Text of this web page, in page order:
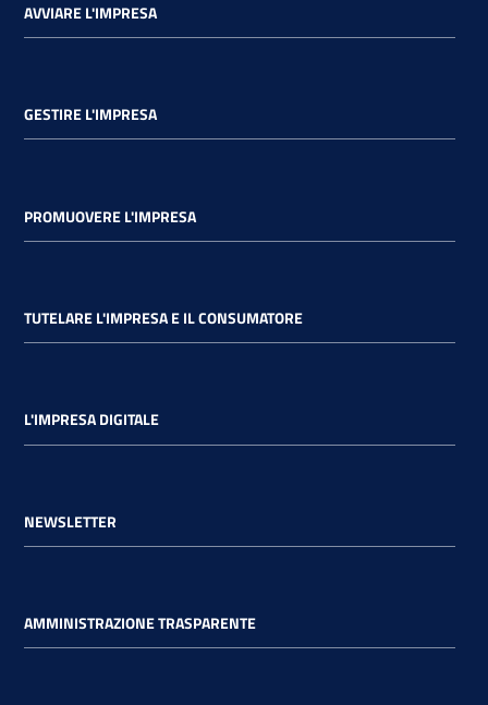
AVVIARE L'IMPRESA
GESTIRE L'IMPRESA
PROMUOVERE L'IMPRESA
TUTELARE L'IMPRESA E IL CONSUMATORE
L'IMPRESA DIGITALE
NEWSLETTER
AMMINISTRAZIONE TRASPARENTE